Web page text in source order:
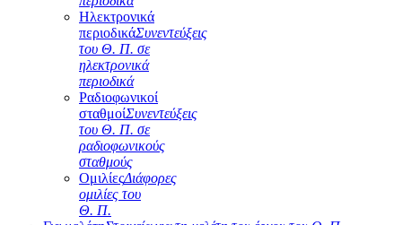
Ηλεκτρονικά
περιοδικάΣυνεντεύξεις
του Θ. Π. σε
ηλεκτρονικά
περιοδικά
Ραδιοφωνικοί
σταθμοίΣυνεντεύξεις
του Θ. Π. σε
ραδιοφωνικούς
σταθμούς
ΟμιλίεςΔιάφορες
ομιλίες του
Θ. Π.